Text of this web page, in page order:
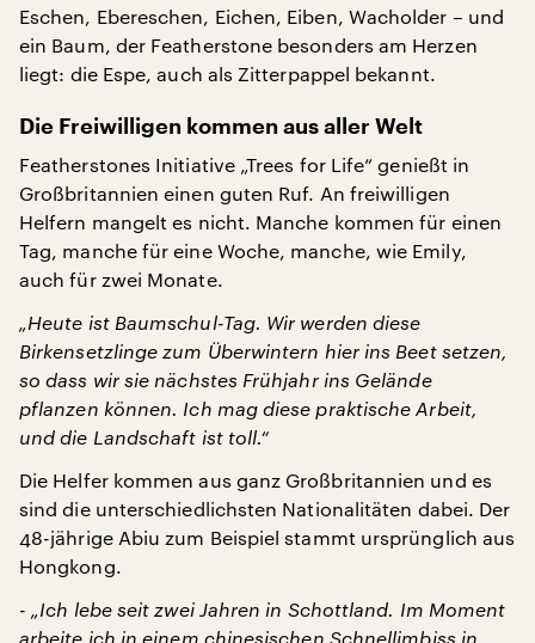
Eschen, Ebereschen, Eichen, Eiben, Wacholder – und
ein Baum, der Featherstone besonders am Herzen
liegt: die Espe, auch als Zitterpappel bekannt.
Die Freiwilligen kommen aus aller Welt
Featherstones Initiative „Trees for Life“ genießt in
Großbritannien einen guten Ruf. An freiwilligen
Helfern mangelt es nicht. Manche kommen für einen
Tag, manche für eine Woche, manche, wie Emily,
auch für zwei Monate.
„Heute ist Baumschul-Tag. Wir werden diese
Birkensetzlinge zum Überwintern hier ins Beet setzen,
so dass wir sie nächstes Frühjahr ins Gelände
pflanzen können. Ich mag diese praktische Arbeit,
und die Landschaft ist toll.“
Die Helfer kommen aus ganz Großbritannien und es
sind die unterschiedlichsten Nationalitäten dabei. Der
48-jährige Abiu zum Beispiel stammt ursprünglich aus
Hongkong.
- „Ich lebe seit zwei Jahren in Schottland. Im Moment
arbeite ich in einem chinesischen Schnellimbiss in